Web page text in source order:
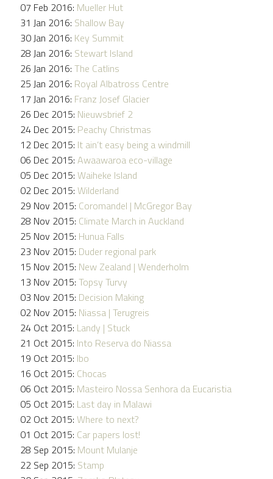
07 Feb 2016: Mueller Hut
31 Jan 2016: Shallow Bay
30 Jan 2016: Key Summit
28 Jan 2016: Stewart Island
26 Jan 2016: The Catlins
25 Jan 2016: Royal Albatross Centre
17 Jan 2016: Franz Josef Glacier
26 Dec 2015: Nieuwsbrief 2
24 Dec 2015: Peachy Christmas
12 Dec 2015: It ain’t easy being a windmill
06 Dec 2015: Awaawaroa eco-village
05 Dec 2015: Waiheke Island
02 Dec 2015: Wilderland
29 Nov 2015: Coromandel | McGregor Bay
28 Nov 2015: Climate March in Auckland
25 Nov 2015: Hunua Falls
23 Nov 2015: Duder regional park
15 Nov 2015: New Zealand | Wenderholm
13 Nov 2015: Topsy Turvy
03 Nov 2015: Decision Making
02 Nov 2015: Niassa | Terugreis
24 Oct 2015: Landy | Stuck
21 Oct 2015: Into Reserva do Niassa
19 Oct 2015: Ibo
16 Oct 2015: Chocas
06 Oct 2015: Masteiro Nossa Senhora da Eucaristia
05 Oct 2015: Last day in Malawi
02 Oct 2015: Where to next?
01 Oct 2015: Car papers lost!
28 Sep 2015: Mount Mulanje
22 Sep 2015: Stamp